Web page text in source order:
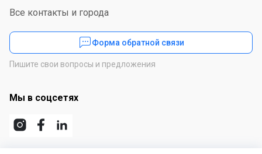
Все контакты и города
Форма обратной связи
Пишите свои вопросы и предложения
Мы в соцсетях